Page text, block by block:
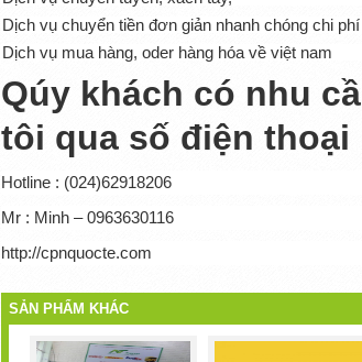
Dịch vụ chuyển tiền đơn giản nhanh chóng chi
Dịch vụ mua hàng, oder hàng hóa về việt nam
Qúy khách có nhu
tôi qua số điện thoại
Hotline : (024)62918206
Mr : Minh – 0963630116
http://cpnquocte.com
SẢN PHẨM KHÁC